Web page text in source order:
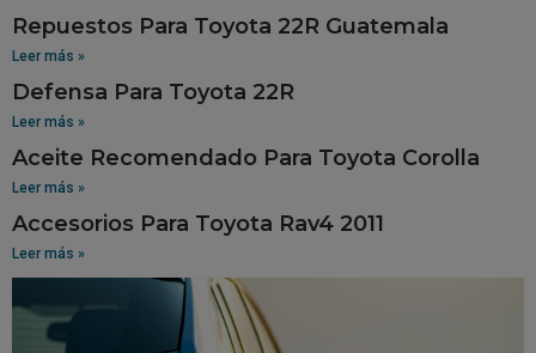
Repuestos Para Toyota 22R Guatemala
Leer más »
Defensa Para Toyota 22R
Leer más »
Aceite Recomendado Para Toyota Corolla
Leer más »
Accesorios Para Toyota Rav4 2011
Leer más »